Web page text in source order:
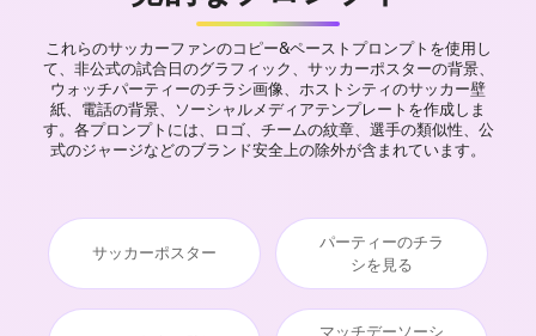
これらのサッカーファンのコピー&ペーストプロンプトを使用し
て、非公式の試合日のグラフィック、サッカーポスターの背景、
ウォッチパーティーのチラシ画像、ホストシティのサッカー壁
紙、電話の背景、ソーシャルメディアテンプレートを作成しま
す。各プロンプトには、ロゴ、チームの紋章、選手の類似性、公
式のジャージなどのブランド安全上の除外が含まれています。
サッカーポスター
パーティーのチラ
シを見る
マッチデーソーシ